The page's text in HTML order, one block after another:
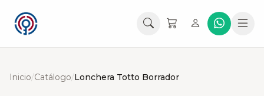
Inicio/Catálogo/Lonchera Totto Borrador